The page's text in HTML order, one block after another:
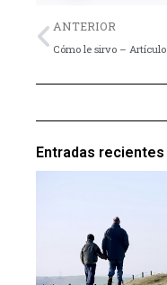
Previo
ANTERIOR
Cómo le sirvo – Artículo
Entradas recientes